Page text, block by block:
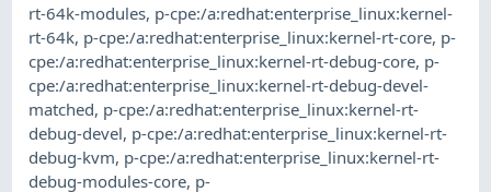
rt-64k-modules, p-cpe:/a:redhat:enterprise_linux:kernel-
rt-64k, p-cpe:/a:redhat:enterprise_linux:kernel-rt-core, p-
cpe:/a:redhat:enterprise_linux:kernel-rt-debug-core, p-
cpe:/a:redhat:enterprise_linux:kernel-rt-debug-devel-
matched, p-cpe:/a:redhat:enterprise_linux:kernel-rt-
debug-devel, p-cpe:/a:redhat:enterprise_linux:kernel-rt-
debug-kvm, p-cpe:/a:redhat:enterprise_linux:kernel-rt-
debug-modules-core, p-